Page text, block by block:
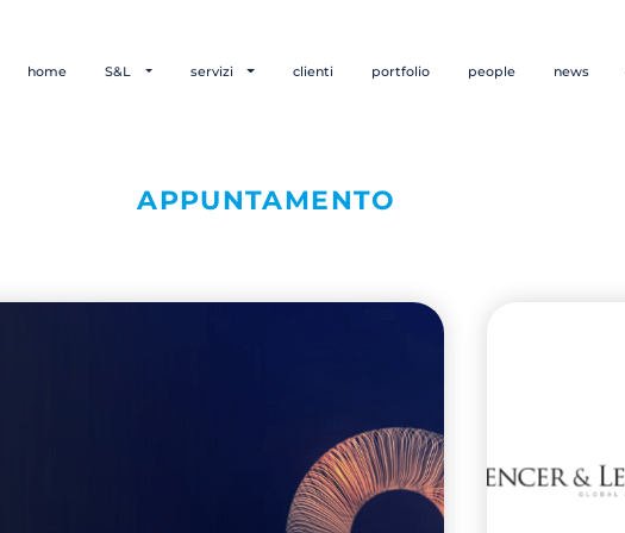
home S&L servizi clienti portfolio people news
APPUNTAMENTO